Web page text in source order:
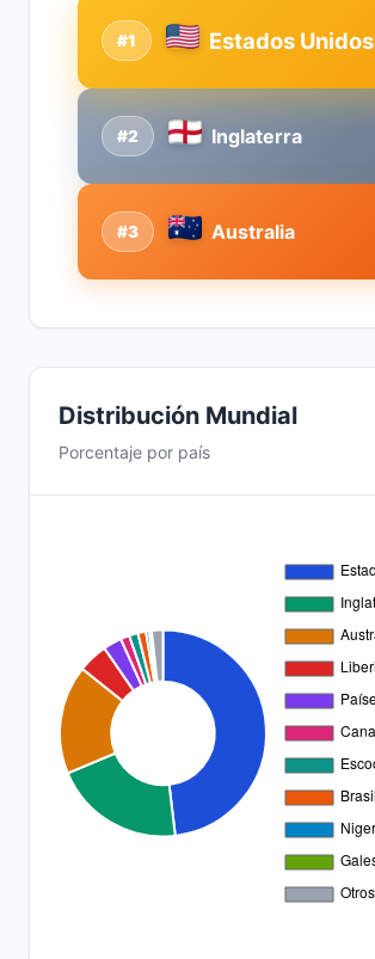
#2 Inglaterra
#1 Estados Unidos
#3 Australia
Distribución Mundial
Porcentaje por país